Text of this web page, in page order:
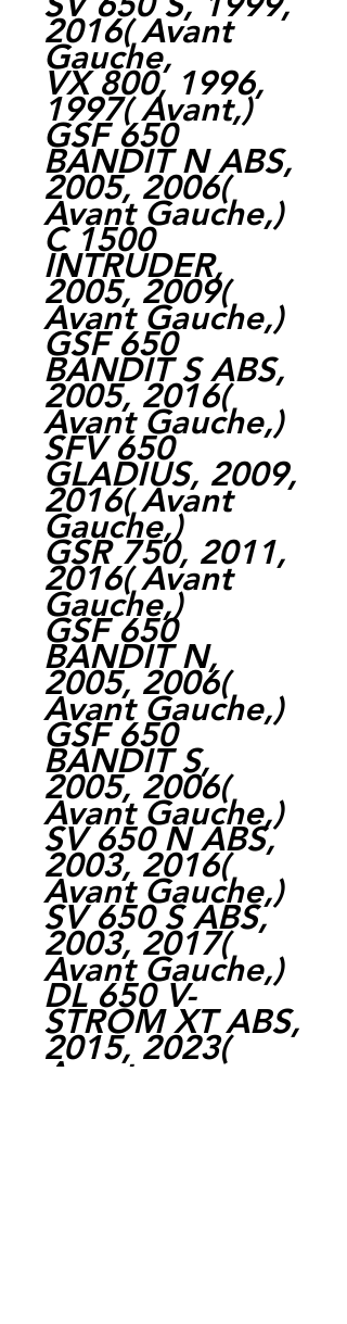
2016( Avant
Gauche,
VX 800, 1996,
1997( Avant,)
GSF 650
BANDIT N ABS,
2005, 2006(
Avant Gauche,)
C 1500
INTRUDER,
2005, 2009(
Avant Gauche,)
GSF 650
BANDIT S ABS,
2005, 2016(
Avant Gauche,)
SFV 650
GLADIUS, 2009,
2016( Avant
Gauche,)
GSR 750, 2011,
2016( Avant
Gauche,)
GSF 650
BANDIT N,
2005, 2006(
Avant Gauche,)
GSF 650
BANDIT S,
2005, 2006(
Avant Gauche,)
SV 650 N ABS,
2003, 2016(
Avant Gauche,)
SV 650 S ABS,
2003, 2017(
Avant Gauche,)
DL 650 V-
STROM XT ABS,
2015, 2023(
Avant